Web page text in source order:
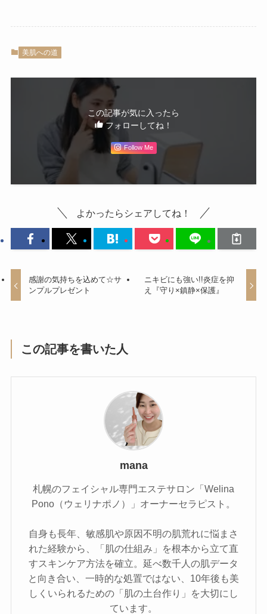
美肌への道
この記事が気に入ったら
フォローしてね！
Follow Me
よかったらシェアしてね！
感謝の気持ちを込めて☆サ
ンプルプレゼント
ニキビにも強い!!炎症を抑
え『守り×鎮静×保護』
この記事を書いた人
mana
札幌のフェイシャル専門エステサロン「Welina
Pono（ウェリナポノ）」オーナーセラピスト。
自身も長年、敏感肌や原因不明の肌荒れに悩まさ
れた経験から、「肌の仕組み」を根本から立て直
すスキンケア方法を確立。延べ数千人の肌データ
と向き合い、一時的な処置ではない、10年後も美
しくいられるための「肌の土台作り」を大切にし
ています。